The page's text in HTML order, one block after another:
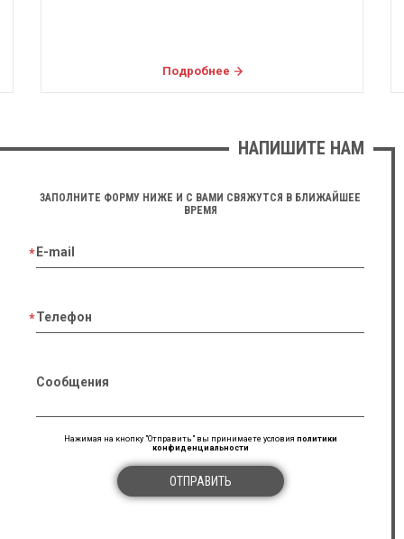
Подробнее
НАПИШИТЕ НАМ
ЗАПОЛНИТЕ ФОРМУ НИЖЕ И С ВАМИ СВЯЖУТСЯ В БЛИЖАЙШЕЕ
ВРЕМЯ
E-mail
Телефон
Сообщения
Нажимая на кнопку "Отправить" вы принимаете условия политики
конфиденциальности
ОТПРАВИТЬ